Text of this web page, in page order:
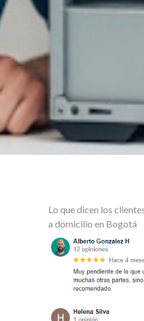
Lo que dicen los
a domicilio en Bogotá